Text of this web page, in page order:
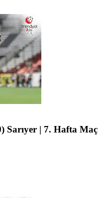
Sarıyer | 7. Hafta Maç